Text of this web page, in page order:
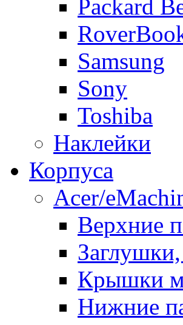
Packard
Samsung
Sony
Toshiba
Наклейки
Корпуса
Acer/
Верхние
Крышки
Нижние